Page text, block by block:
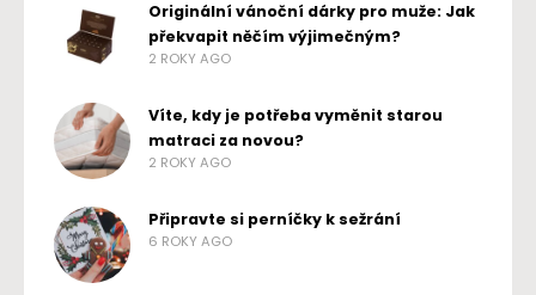
Originální vánoční dárky pro muže: Jak
překvapit něčím výjimečným?
2 ROKY AGO
Víte, kdy je potřeba vyměnit starou
matraci za novou?
2 ROKY AGO
Připravte si perníčky k sežrání
6 ROKY AGO